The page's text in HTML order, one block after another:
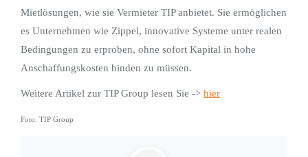
Mietlösungen, wie sie Vermieter TIP anbietet. Sie ermöglichen
es Unternehmen wie Zippel, innovative Systeme unter realen
Bedingungen zu erproben, ohne sofort Kapital in hohe
Anschaffungskosten binden zu müssen.
Weitere Artikel zur TIP Group lesen Sie -> hier
Foto: TIP Group